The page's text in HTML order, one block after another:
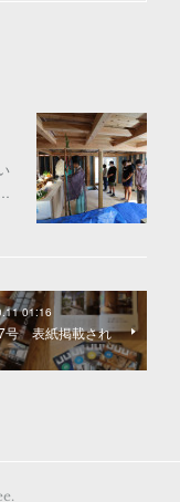
01:16
号 表紙掲載され
.